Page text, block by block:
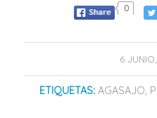
0
6 /
ETIQUETAS: AGASAJO,